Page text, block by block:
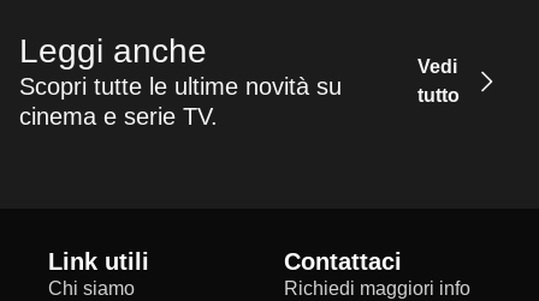
Leggi anche
Scopri tutte le ultime novità su
cinema e serie TV.
Vedi
tutto
Link utili
Chi siamo
Contattaci
Richiedi maggiori info